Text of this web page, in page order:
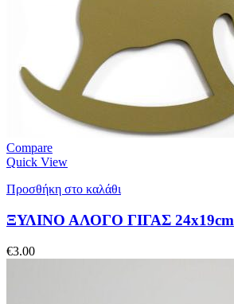
Compare
Quick View
Προσθήκη στο καλάθι
ΞΥΛΙΝΟ ΑΛΟΓΟ ΓΙΓΑΣ 24x19cm
€3.00